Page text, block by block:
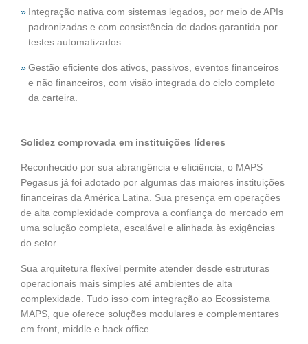
Integração nativa com sistemas legados, por meio de APIs
padronizadas e com consistência de dados garantida por
testes automatizados.
Gestão eficiente dos ativos, passivos, eventos financeiros
e não financeiros, com visão integrada do ciclo completo
da carteira.
Solidez comprovada em instituições líderes
Reconhecido por sua abrangência e eficiência, o MAPS
Pegasus já foi adotado por algumas das maiores instituições
financeiras da América Latina. Sua presença em operações
de alta complexidade comprova a confiança do mercado em
uma solução completa, escalável e alinhada às exigências
do setor.
Sua arquitetura flexível permite atender desde estruturas
operacionais mais simples até ambientes de alta
complexidade. Tudo isso com integração ao Ecossistema
MAPS, que oferece soluções modulares e complementares
em front, middle e back office.